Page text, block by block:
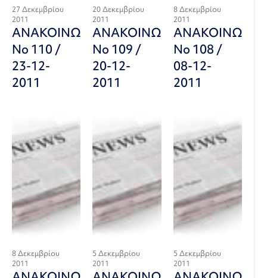
27 Δεκεμβρίου
2011
ΑΝΑΚΟΙΝΩΣΗ
Νο 110 /
23-12-
2011
20 Δεκεμβρίου
2011
ΑΝΑΚΟΙΝΩΣΗ
Νο 109 /
20-12-
2011
8 Δεκεμβρίου
2011
ΑΝΑΚΟΙΝΩΣΗ
Νο 108 /
08-12-
2011
8 Δεκεμβρίου
2011
5 Δεκεμβρίου
2011
5 Δεκεμβρίου
2011